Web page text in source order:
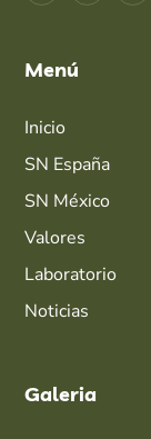
Menú
Inicio
SN España
SN México
Valores
Laboratorio
Noticias
Galeria